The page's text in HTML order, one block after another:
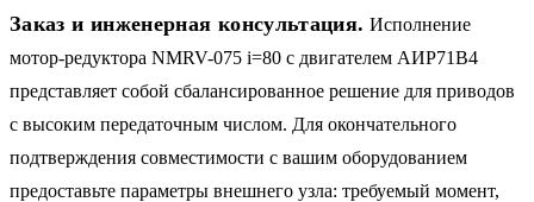
Заказ и инженерная консультация. Исполнение
мотор-редуктора NMRV-075 i=80 с двигателем АИР71B4
представляет собой сбалансированное решение для приводов
с высоким передаточным числом. Для окончательного
подтверждения совместимости с вашим оборудованием
предоставьте параметры внешнего узла: требуемый момент,